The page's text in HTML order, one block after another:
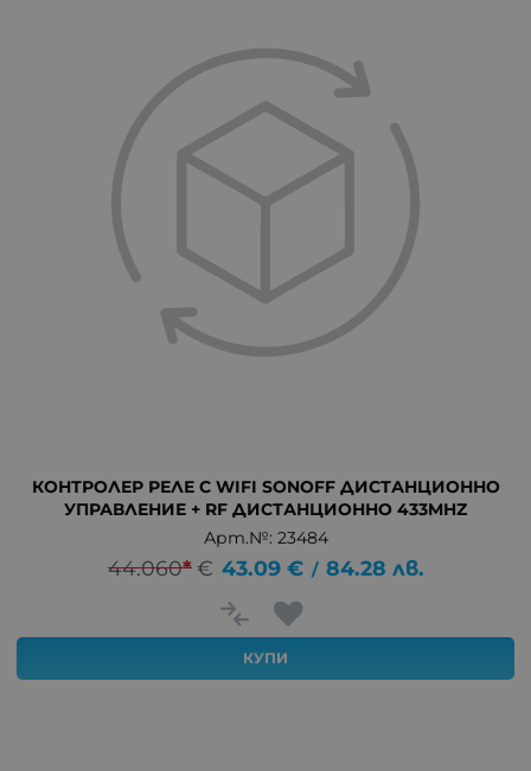
КОНТРОЛЕР РЕЛЕ С WIFI SONOFF ДИСТАНЦИОННО
УПРАВЛЕНИЕ + RF ДИСТАНЦИОННО 433MHZ
Арт.№: 23484
44.060* € 43.09 € / 84.28 лв.
КУПИ